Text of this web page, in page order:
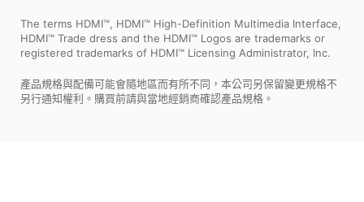
The terms HDMI™, HDMI™ High-Definition Multimedia Interface,
HDMI™ Trade dress and the HDMI™ Logos are trademarks or
registered trademarks of HDMI™ Licensing Administrator, Inc.
產品規格與配備可能會隨地區而有所不同，本公司另保留變更規格不
另行通知權利。購買前請與當地經銷商確認產品規格。